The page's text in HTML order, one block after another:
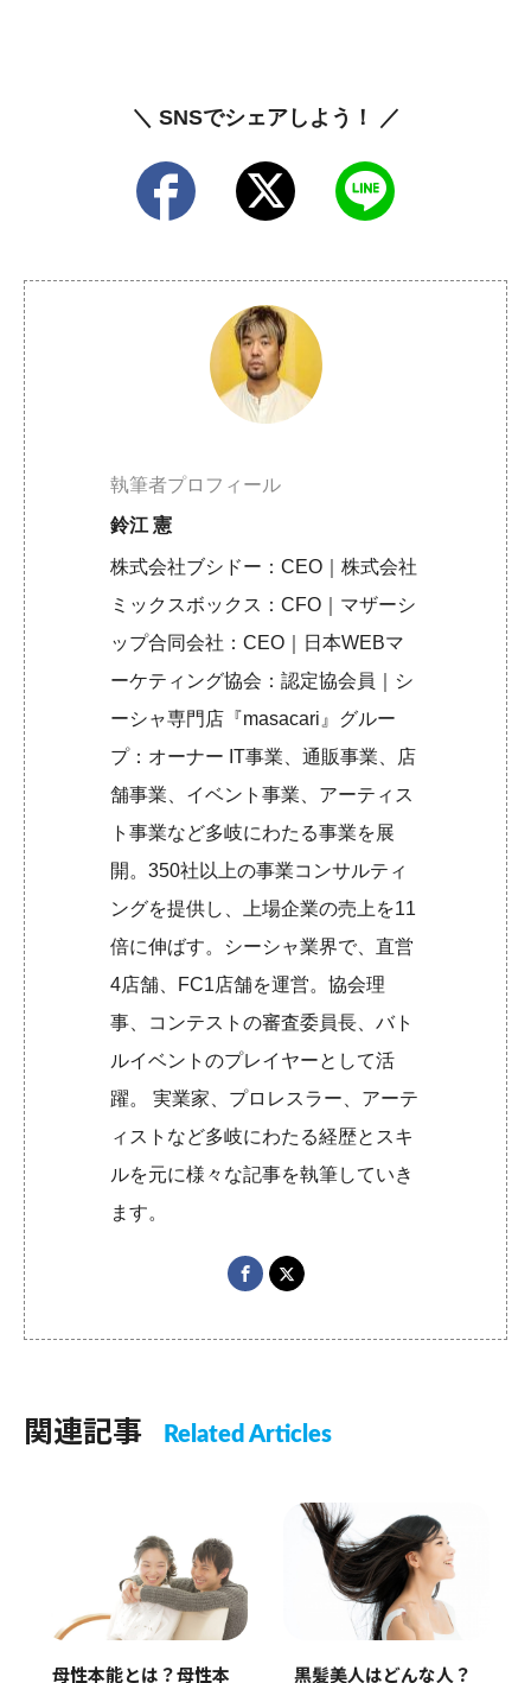
＼ SNSでシェアしよう！ ／
執筆者プロフィール
鈴江 憲
株式会社ブシドー：CEO｜株式会社
ミックスボックス：CFO｜マザーシ
ップ合同会社：CEO｜日本WEBマ
ーケティング協会：認定協会員｜シ
ーシャ専門店『masacari』グルー
プ：オーナー IT事業、通販事業、店
舗事業、イベント事業、アーティス
ト事業など多岐にわたる事業を展
開。350社以上の事業コンサルティ
ングを提供し、上場企業の売上を11
倍に伸ばす。シーシャ業界で、直営
4店舗、FC1店舗を運営。協会理
事、コンテストの審査委員長、バト
ルイベントのプレイヤーとして活
躍。 実業家、プロレスラー、アーテ
ィストなど多岐にわたる経歴とスキ
ルを元に様々な記事を執筆していき
ます。
関連記事 Related Articles
母性本能とは？母性本 黒髪美人はどんな人？